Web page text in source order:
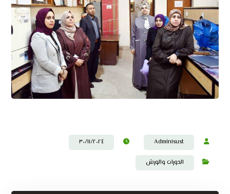
Admin١sust ٣٠/١١/٢٠٢٤
الدورات والورش